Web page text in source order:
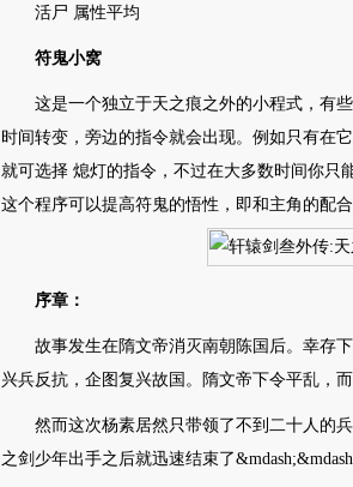
活尸 属性平均
符鬼小窝
这是一个独立于天之痕之外的小程式，有
时间转变，旁边的指令就会出现。例如只有在
就可选择 熄灯的指令，不过在大多数时间你只
这个程序可以提高符鬼的悟性，即和主角的配合
序章：
故事发生在隋文帝消灭南朝陈国后。幸存
兴兵反抗，企图复兴故国。隋文帝下令平乱，
然而这次杨素居然只带领了不到二十人的
之剑少年出手之后就迅速结束了